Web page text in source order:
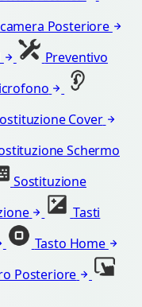
Posteriore
Preventivo
Cover
Schermo
Sostituzione
Tasti
Tasto Home
Posteriore